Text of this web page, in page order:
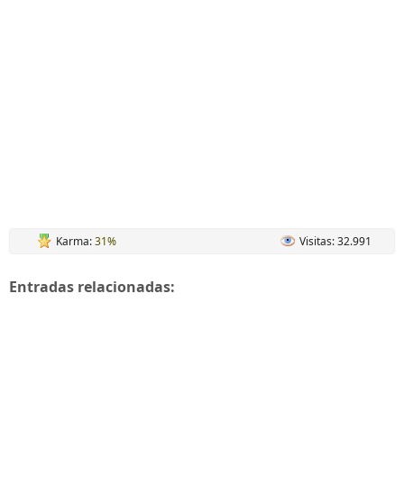
Karma:31% Visitas: 32.991
Entradas relacionadas: